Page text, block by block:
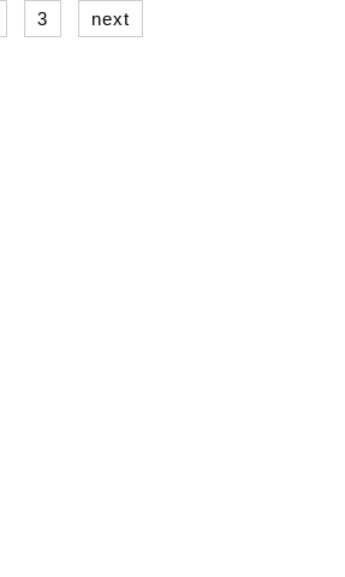
3 next